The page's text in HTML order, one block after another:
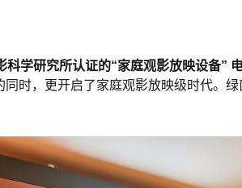
学研究所认证的“家庭观影放映设备” 电
时，更开启了家庭观影放映级时代。